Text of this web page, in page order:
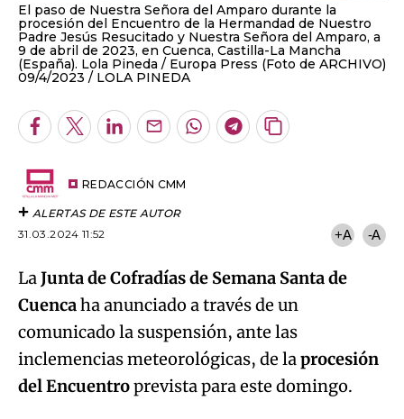
El paso de Nuestra Señora del Amparo durante la
procesión del Encuentro de la Hermandad de Nuestro
Padre Jesús Resucitado y Nuestra Señora del Amparo, a
9 de abril de 2023, en Cuenca, Castilla-La Mancha
(España). Lola Pineda / Europa Press (Foto de ARCHIVO)
09/4/2023
LOLA PINEDA
Facebook
TwitterLinkedInEnviarWhatsapp
Telegram
Copiar
REDACCIÓN CMM
ALERTAS DE ESTE AUTOR
31.03.2024 11:52
+A -A
LaJunta de Cofradías de Semana Santa de
Cuencaha anunciado a través de un
comunicado la suspensión, ante las
inclemencias meteorológicas, de laprocesión
del Encuentroprevista para este domingo.